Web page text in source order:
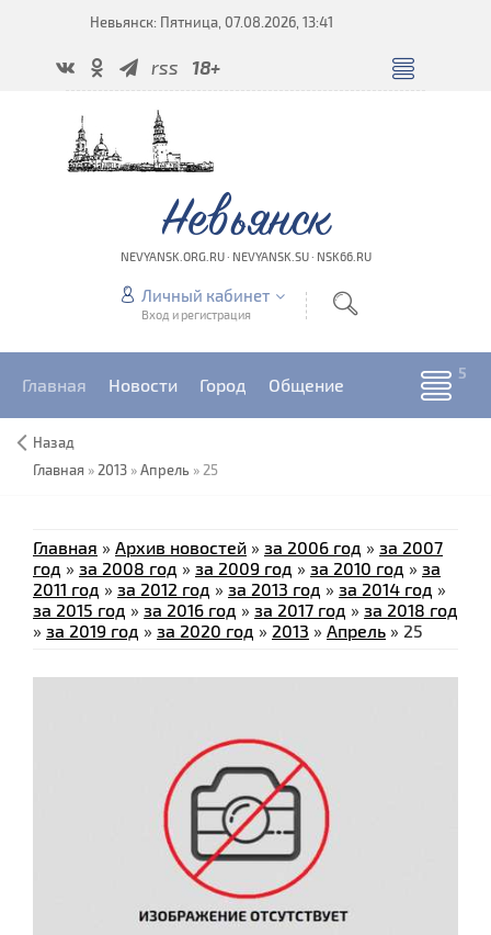
Невьянск: Пятница, 07.08.2026, 13:41
rss 18+
Невьянск
NEVYANSK.ORG.RU · NEVYANSK.SU · NSK66.RU
Личный кабинет
Вход и регистрация
Главная Новости Город Общение
Назад
Главная » 2013 »Апрель » 25
Главная » Архив новостей » за 2006 год » за 2007
год » за 2008 год » за 2009 год » за 2010 год » за
2011 год » за 2012 год » за 2013 год » за 2014 год »
за 2015 год » за 2016 год » за 2017 год » за 2018 год
» за 2019 год » за 2020 год » 2013 » Апрель » 25